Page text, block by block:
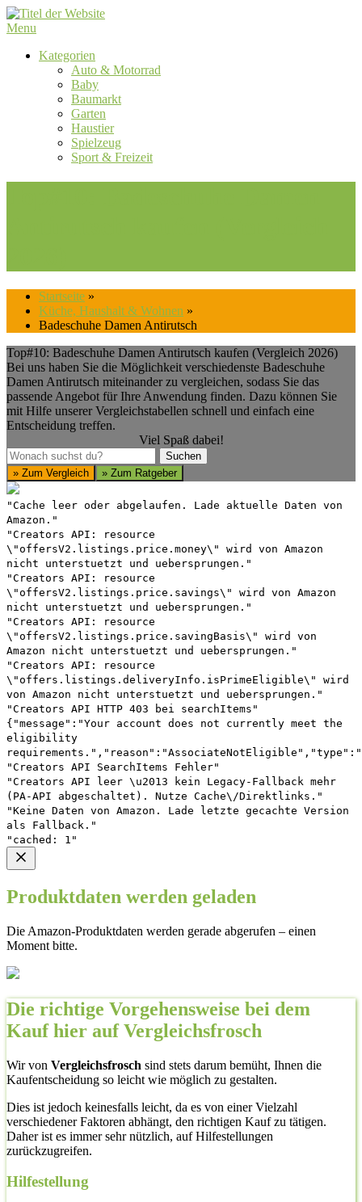
Skip
to
Menu
Kategorien
Auto & Motorrad
Baby
Baumarkt
Garten
Haustier
Spielzeug
Sport & Freizeit
Startseite »
Küche, Haushalt & Wohnen »
Badeschuhe Damen Antirutsch
Top#10: Badeschuhe Damen Antirutsch kaufen (Vergleich 2026)
Bei uns haben Sie die Möglichkeit verschiedenste Badeschuhe
Damen Antirutsch miteinander zu vergleichen, sodass Sie das
passende Angebot für Ihre Anwendung finden. Dazu können Sie
mit Hilfe unserer Vergleichstabellen schnell und einfach eine
Entscheidung treffen.
Viel Spaß dabei!
Suchen
Suchen
» Zum Vergleich
» Zum Ratgeber
"Cache leer oder abgelaufen. Lade aktuelle Daten von
Amazon."
"Creators API: resource
\"offersV2.listings.price.money\" wird von Amazon
nicht unterstuetzt und uebersprungen."
"Creators API: resource
\"offersV2.listings.price.savings\" wird von Amazon
nicht unterstuetzt und uebersprungen."
"Creators API: resource
\"offersV2.listings.price.savingBasis\" wird von
Amazon nicht unterstuetzt und uebersprungen."
"Creators API: resource
\"offers.listings.deliveryInfo.isPrimeEligible\" wird
von Amazon nicht unterstuetzt und uebersprungen."
"Creators API HTTP 403 bei searchItems"
{"message":"Your account does not currently meet the
eligibility
"Creators API SearchItems Fehler"
"Creators API leer \u2013 kein Legacy-Fallback mehr
(PA-API abgeschaltet). Nutze Cache\/Direktlinks."
"Keine Daten von Amazon. Lade letzte gecachte Version
als Fallback."
"cached: 1"
Produktdaten werden geladen
Die Amazon-Produktdaten werden gerade abgerufen – einen
Moment bitte.
Die richtige Vorgehensweise bei dem
Kauf hier auf Vergleichsfrosch
Wir von Vergleichsfrosch sind stets darum bemüht, Ihnen die
Kaufentscheidung so leicht wie möglich zu gestalten.
Dies ist jedoch keinesfalls leicht, da es von einer Vielzahl
verschiedener Faktoren abhängt, den richtigen Kauf zu tätigen.
Daher ist es immer sehr nützlich, auf Hilfestellungen
zurückzugreifen.
Hilfestellung